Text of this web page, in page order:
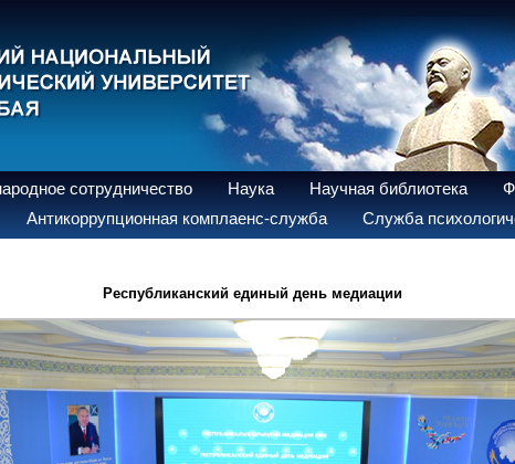
сотрудничество Наука Научная библиотека
Антикоррупционная комплаенс-служба
Служба
Республиканский единый день медиации